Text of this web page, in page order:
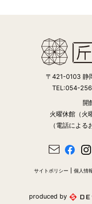
〒421-0103 静
TEL:054-
開
火曜休館（火
（電話による
サイトポリシー 個人情
produced by